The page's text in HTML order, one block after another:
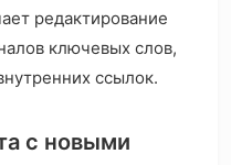
редактирование
ключевых слов,
ссылок.
с новыми